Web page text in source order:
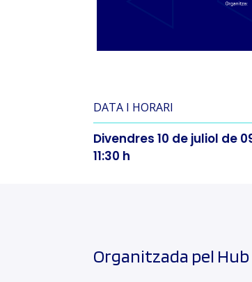
DATA I HORARI
Divendres 10 de juliol de
11:30 h
Organitzada pel